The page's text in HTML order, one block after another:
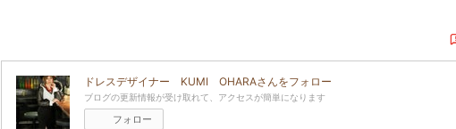
ドレスデザイナー KUMI OHARAさんをフォロー
ブログの更新情報が受け取れて、アクセスが簡単になります
フォロー